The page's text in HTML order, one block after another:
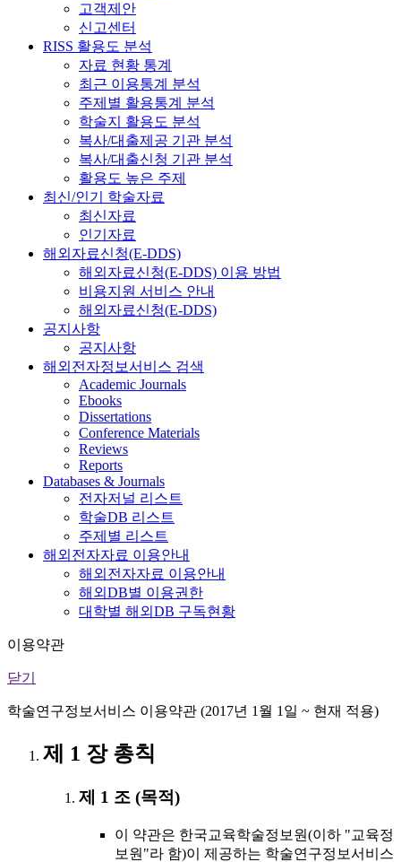
고객제안
신고센터
RISS 활용도 분석
자료 현황 통계
최근 이용통계 분석
주제별 활용통계 분석
학술지 활용도 분석
복사/대출제공 기관 분석
복사/대출신청 기관 분석
활용도 높은 주제
최신/인기 학술자료
최신자료
인기자료
해외자료신청(E-DDS)
해외자료신청(E-DDS) 이용 방법
비용지원 서비스 안내
해외자료신청(E-DDS)
공지사항
공지사항
해외전자정보서비스 검색
Academic Journals
Ebooks
Dissertations
Conference Materials
Reviews
Reports
Databases & Journals
전자저널 리스트
학술DB 리스트
주제별 리스트
해외전자자료 이용안내
해외전자자료 이용안내
해외DB별 이용권한
대학별 해외DB 구독현황
이용약관
닫기
학술연구정보서비스 이용약관 (2017년 1월 1일 ~ 현재 적용)
제 1 장 총칙
제 1 조 (목적)
이 약관은 한국교육학술정보원(이하 "교육정
보원"라 함)이 제공하는 학술연구정보서비스